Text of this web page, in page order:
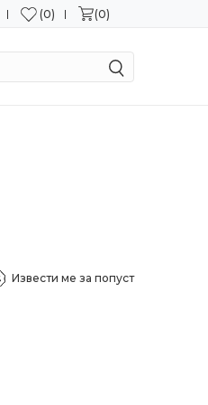
15 дена!
0 0
Извести ме за попуст